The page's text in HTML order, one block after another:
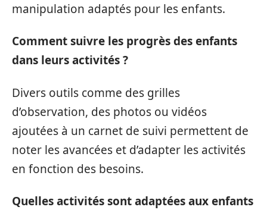
manipulation adaptés pour les enfants.
Comment suivre les progrès des enfants
dans leurs activités ?
Divers outils comme des grilles
d’observation, des photos ou vidéos
ajoutées à un carnet de suivi permettent de
noter les avancées et d’adapter les activités
en fonction des besoins.
Quelles activités sont adaptées aux enfants